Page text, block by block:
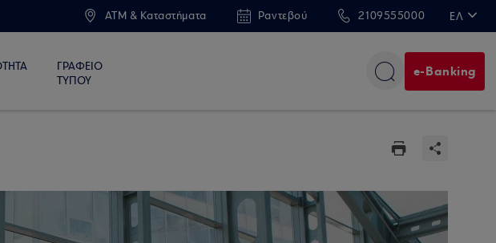
ATM & Καταστήματα Ραντεβού 2109555000 ΕΛ
ΓΡΑΦΕΙΟ
ΤΥΠΟΥ
e-Banking